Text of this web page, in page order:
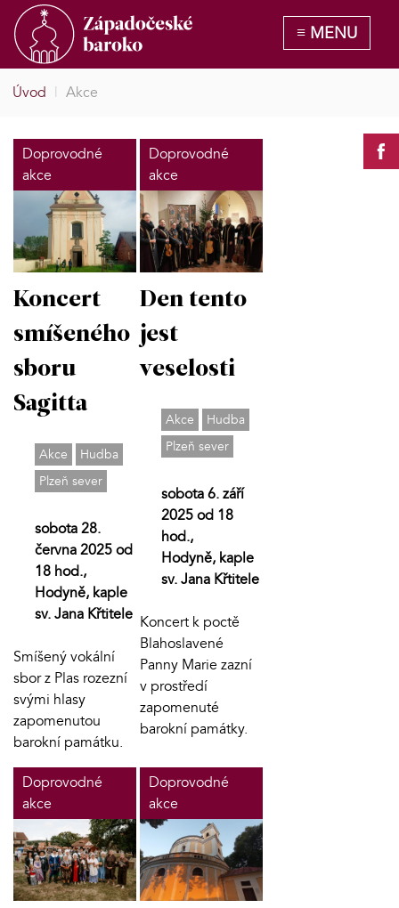
Úvod | Akce
Doprovodné
akce
Koncert
smíšeného
sboru
Sagitta
Akce
Hudba
Plzeň sever
sobota 28.
června 2025 od
18 hod.,
Hodyně, kaple
sv. Jana Křtitele
Smíšený vokální
sbor z Plas rozezní
svými hlasy
zapomenutou
barokní památku.
Doprovodné
akce
Den tento
jest
veselosti
Akce
Hudba
Plzeň sever
sobota 6. září
2025 od 18
hod.,
Hodyně, kaple
sv. Jana Křtitele
Koncert k poctě
Blahoslavené
Panny Marie zazní
v prostředí
zapomenuté
barokní památky.
Doprovodné
akce
Doprovodné
akce